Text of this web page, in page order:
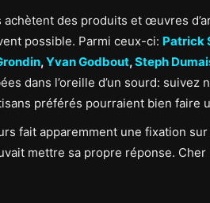
achètent des produits et œuvres
possible. Parmi ceux-ci: Patrick
,Yvan Godbout,Steph
dans l’oreille d’un sourd:
préférés pourraient bien faire
fait apparemment une fixation sur
mettre sa propre réponse.